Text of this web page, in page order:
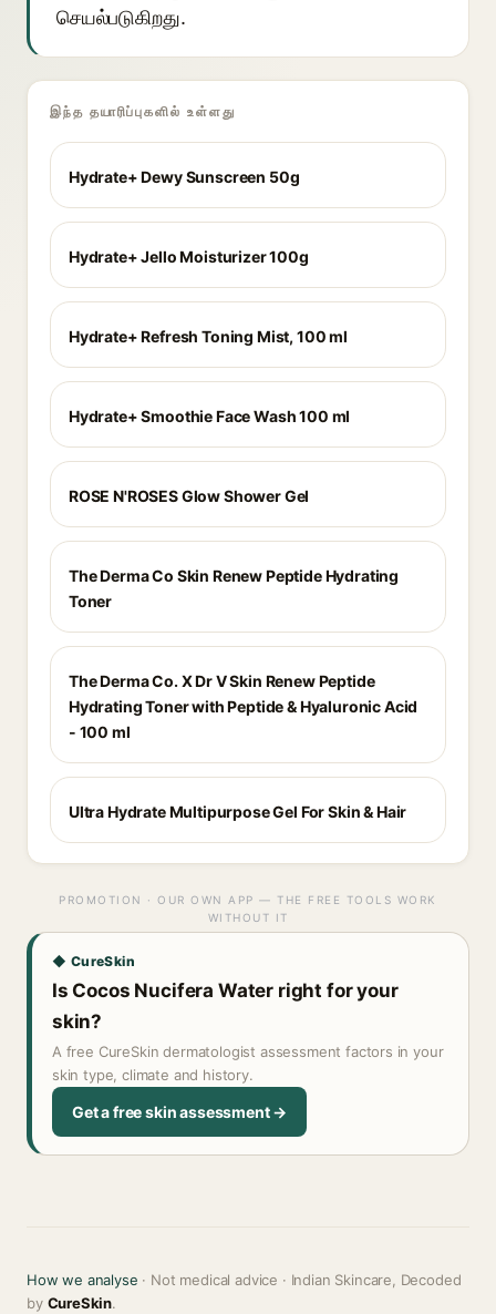
செயல்படுகிறது.
இந்த தயாரிப்புகளில் உள்ளது
Hydrate+ Dewy Sunscreen 50g
Hydrate+ Jello Moisturizer 100g
Hydrate+ Refresh Toning Mist, 100 ml
Hydrate+ Smoothie Face Wash 100 ml
ROSE N'ROSES Glow Shower Gel
The Derma Co Skin Renew Peptide Hydrating
Toner
The Derma Co. X Dr V Skin Renew Peptide
Hydrating Toner with Peptide & Hyaluronic Acid
- 100 ml
Ultra Hydrate Multipurpose Gel For Skin & Hair
PROMOTION · OUR OWN APP — THE FREE TOOLS WORK
WITHOUT IT
◆ CureSkin
Is Cocos Nucifera Water right for your
skin?
A free CureSkin dermatologist assessment factors in your
skin type, climate and history.
Get a free skin assessment →
How we analyse · Not medical advice · Indian Skincare, Decoded
by CureSkin.